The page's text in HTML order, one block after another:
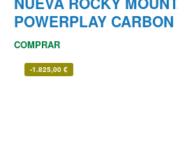
POWERPLAY
COMPRAR
-1.825,00 €